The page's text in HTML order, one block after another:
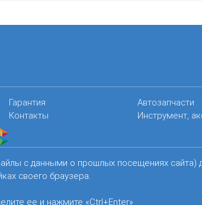
Гарантия
Контакты
Автозапчасти
Инструмент,
с данными о прошлых посещениях
своего браузера.
ее и нажмите «Ctrl+Enter»